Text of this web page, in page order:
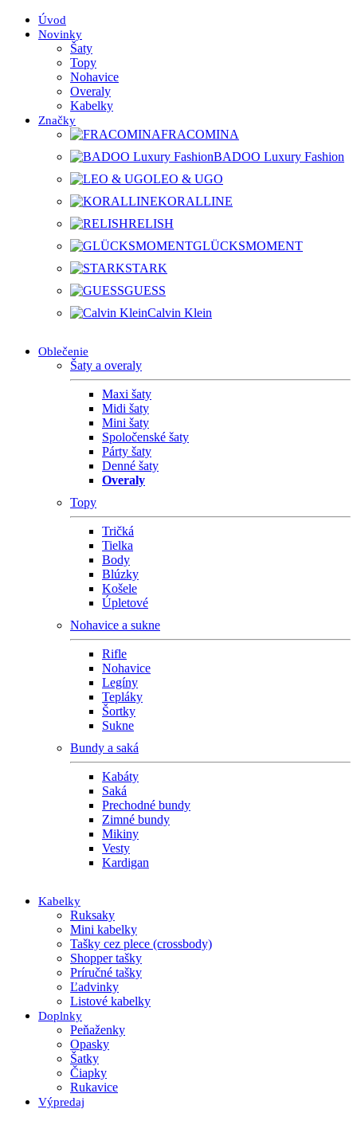
Úvod
Novinky
Šaty
Topy
Nohavice
Overaly
Kabelky
Značky
FRACOMINA
BADOO Luxury Fashion
LEO & UGO
KORALLINE
RELISH
GLÜCKSMOMENT
STARK
GUESS
Calvin Klein
Oblečenie
Šaty a overaly
Maxi šaty
Midi šaty
Mini šaty
Spoločenské šaty
Párty šaty
Denné šaty
Overaly
Topy
Tričká
Tielka
Body
Blúzky
Košele
Úpletové
Nohavice a sukne
Rifle
Nohavice
Legíny
Tepláky
Šortky
Sukne
Bundy a saká
Kabáty
Saká
Prechodné bundy
Zimné bundy
Mikiny
Vesty
Kardigan
Kabelky
Ruksaky
Mini kabelky
Tašky cez plece (crossbody)
Shopper tašky
Príručné tašky
Ľadvinky
Listové kabelky
Doplnky
Peňaženky
Opasky
Šatky
Čiapky
Rukavice
Výpredaj